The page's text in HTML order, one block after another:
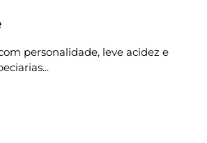
personalidade, leve acidez e